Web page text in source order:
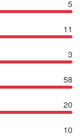
5
11
3
58
20
10